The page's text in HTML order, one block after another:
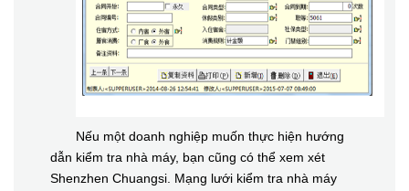
Nếu một doanh nghiệp muốn thực hiện hướng
dẫn kiểm tra nhà máy, bạn cũng có thể xem xét
Shenzhen Chuangsi. Mạng lưới kiểm tra nhà máy